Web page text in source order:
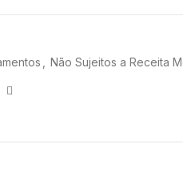
Não Sujeitos a Receita